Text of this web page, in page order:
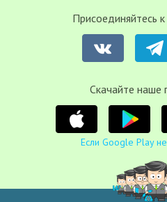
Присоединяйтесь
Cкачайте наше
Если Google Play